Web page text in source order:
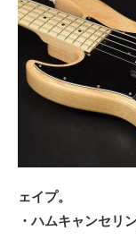
ェイプ。
・ハムキャンセリ